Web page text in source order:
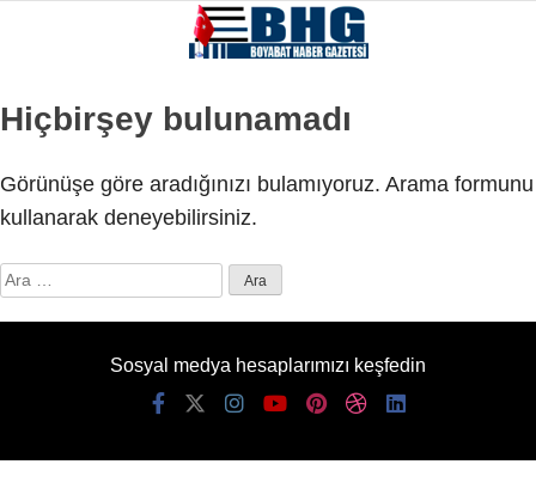
Hiçbirşey bulunamadı
Görünüşe göre aradığınızı bulamıyoruz. Arama formunu
kullanarak deneyebilirsiniz.
Arama:
Sosyal medya hesaplarımızı keşfedin